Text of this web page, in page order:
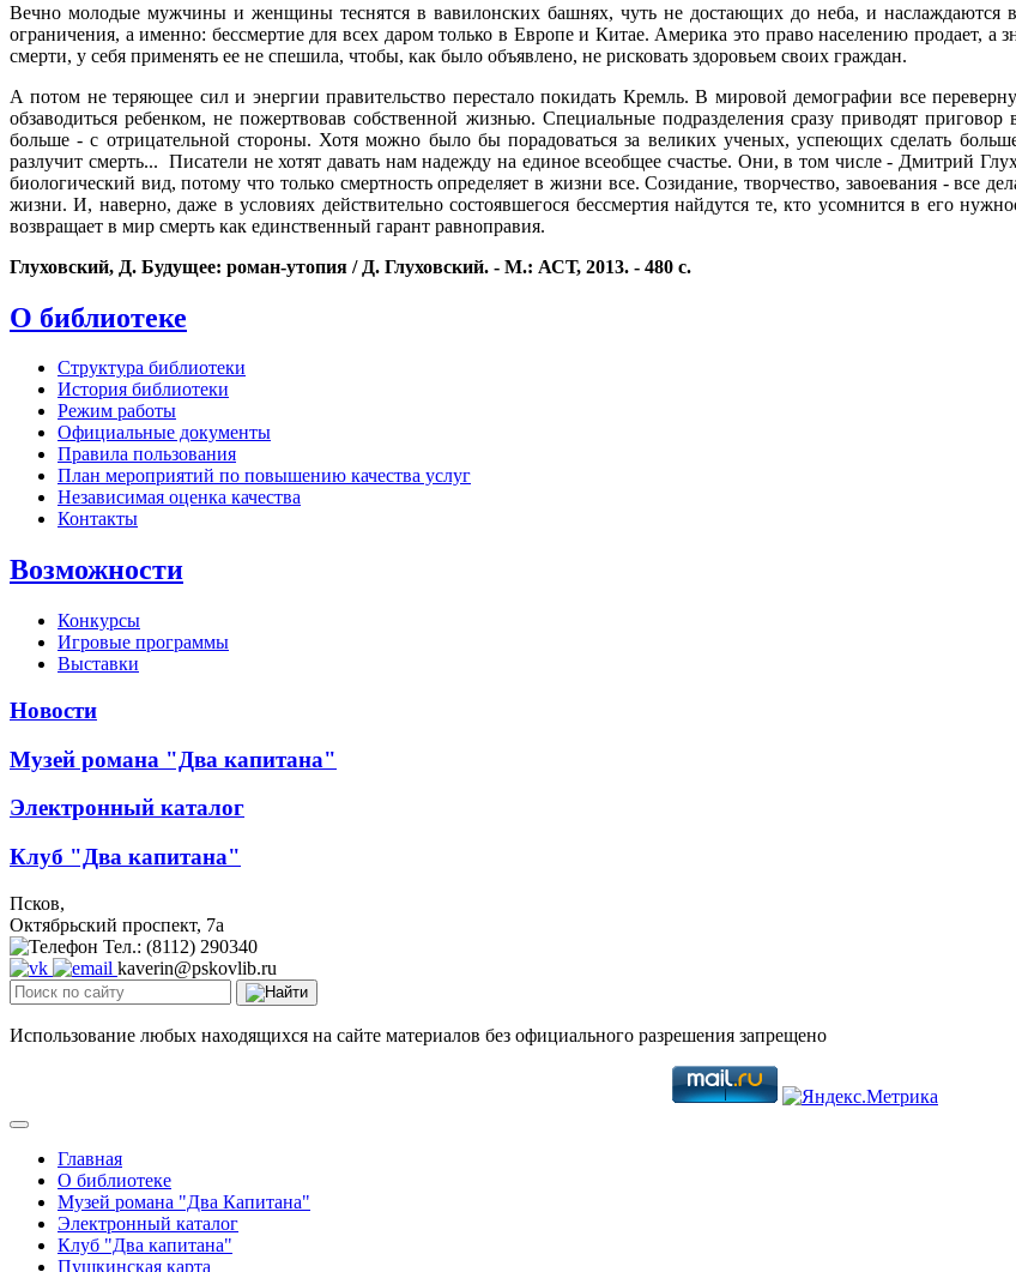
Вечно молодые мужчины и женщины теснятся в вавилонских башнях, чуть не достающих до неба, и наслаждаются
ограничения, а именно: бессмертие для всех даром только в Европе и Китае. Америка это право населению продает, а
смерти, у себя применять ее не спешила, чтобы, как было объявлено, не рисковать здоровьем своих граждан.
А потом не теряющее сил и энергии правительство перестало покидать Кремль. В мировой демографии все
обзаводиться ребенком, не пожертвовав собственной жизнью. Специальные подразделения сразу приводят
больше - с отрицательной стороны. Хотя можно было бы порадоваться за великих ученых, успеющих сделать
разлучит смерть... Писатели не хотят давать нам надежду на единое всеобщее счастье. Они, в том числе - Дмитрий
биологический вид, потому что только смертность определяет в жизни все. Созидание, творчество, завоевания - все
жизни. И, наверно, даже в условиях действительно состоявшегося бессмертия найдутся те, кто усомнится в его
возвращает в мир смерть как единственный гарант равноправия.
Глуховский, Д. Будущее: роман-утопия / Д. Глуховский. - М.: АСТ, 2013. - 480 с.
О библиотеке
Структура библиотеки
История библиотеки
Режим работы
Официальные документы
Правила пользования
План мероприятий по повышению качества услуг
Независимая оценка качества
Контакты
Возможности
Конкурсы
Игровые программы
Выставки
Новости
Музей романа "Два капитана"
Электронный каталог
Клуб "Два капитана"
Псков,
Октябрьский проспект, 7a
Тел.: (8112) 290340
kaverin@pskovlib.ru
Использование любых находящихся на сайте материалов без официального разрешения запрещено
Главная
О библиотеке
Музей романа "Два Капитана"
Электронный каталог
Клуб "Два капитана"
Пушкинская карта